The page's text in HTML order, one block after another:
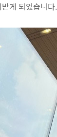
게 되었습니다.